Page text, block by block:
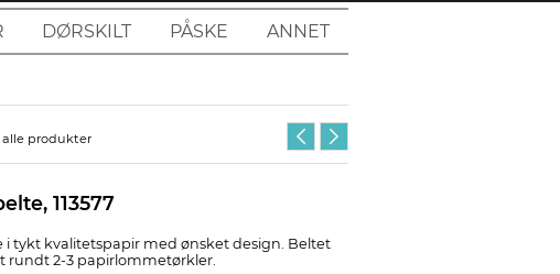
DØRSKILT PÅSKE ANNET
produkter
113577
i tykt kvalitetspapir med ønsket design. Beltet
rundt 2-3 papirlommetørkler.